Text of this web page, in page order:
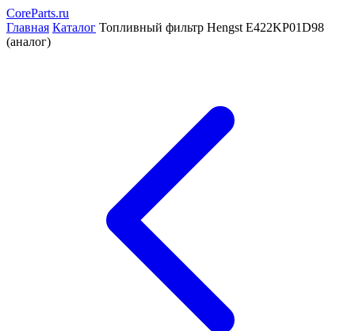
CoreParts.ru
Главная Каталог Топливный фильтр Hengst E422KP01D98
(аналог)